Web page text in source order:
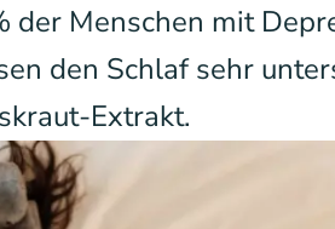
Menschen mit
den Schlaf sehr
Extrakt.